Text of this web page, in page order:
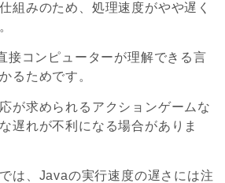
組みのため、処理速度がやや遅く
接コンピューターが理解できる言
るためです。
が求められるアクションゲームな
遅れが不利になる場合がありま
は、Javaの実行速度の遅さには注